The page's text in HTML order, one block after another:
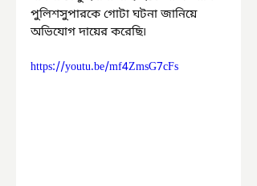
পুলিশসুপারকে গোটা ঘটনা জানিয়ে
অভিযোগ দায়ের করেছি৷
https://youtu.be/mf4ZmsG7cFs